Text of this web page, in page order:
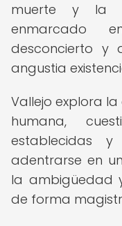
muerte y la
enmarcado
desconcierto y
angustia
Vallejo explora
humana,
establecidas
adentrarse en
la ambigüedad
de forma